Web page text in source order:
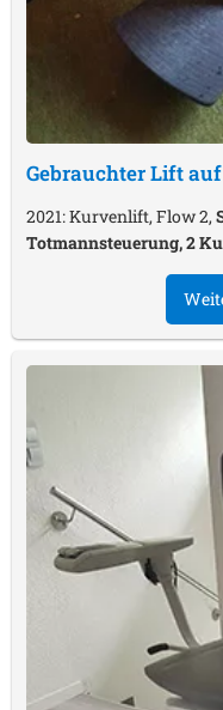
Gebrauchter Lift
2021: Kurvenlift, Flow 2,
Totmannsteuerung, 2